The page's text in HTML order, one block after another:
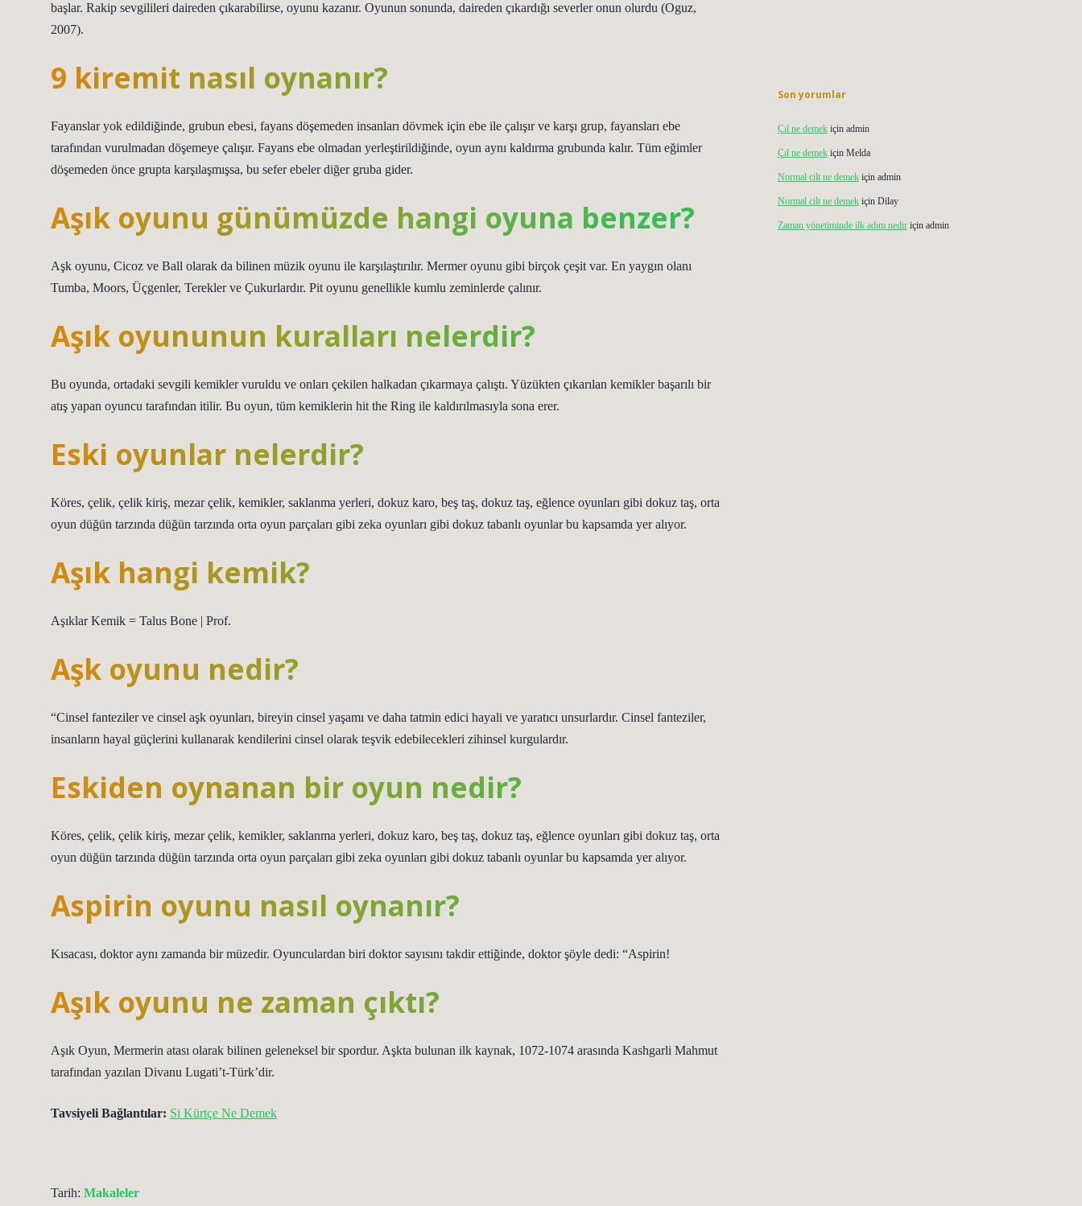
başlar. Rakip sevgilileri daireden çıkarabilirse, oyunu kazanır. Oyunun sonunda, daireden çıkardığı severler onun olurdu (Oguz,
2007).
9 kiremit nasıl oynanır?
Fayanslar yok edildiğinde, grubun ebesi, fayans döşemeden insanları dövmek için ebe ile çalışır ve karşı grup, fayansları ebe
tarafından vurulmadan döşemeye çalışır. Fayans ebe olmadan yerleştirildiğinde, oyun aynı kaldırma grubunda kalır. Tüm eğimler
döşemeden önce grupta karşılaşmışsa, bu sefer ebeler diğer gruba gider.
Aşık oyunu günümüzde hangi oyuna benzer?
Aşk oyunu, Cicoz ve Ball olarak da bilinen müzik oyunu ile karşılaştırılır. Mermer oyunu gibi birçok çeşit var. En yaygın olanı
Tumba, Moors, Üçgenler, Terekler ve Çukurlardır. Pit oyunu genellikle kumlu zeminlerde çalınır.
Aşık oyununun kuralları nelerdir?
Bu oyunda, ortadaki sevgili kemikler vuruldu ve onları çekilen halkadan çıkarmaya çalıştı. Yüzükten çıkarılan kemikler başarılı bir
atış yapan oyuncu tarafından itilir. Bu oyun, tüm kemiklerin hit the Ring ile kaldırılmasıyla sona erer.
Eski oyunlar nelerdir?
Köres, çelik, çelik kiriş, mezar çelik, kemikler, saklanma yerleri, dokuz karo, beş taş, dokuz taş, eğlence oyunları gibi dokuz taş, orta
oyun düğün tarzında düğün tarzında orta oyun parçaları gibi zeka oyunları gibi dokuz tabanlı oyunlar bu kapsamda yer alıyor.
Aşık hangi kemik?
Aşıklar Kemik = Talus Bone | Prof.
Aşk oyunu nedir?
“Cinsel fanteziler ve cinsel aşk oyunları, bireyin cinsel yaşamı ve daha tatmin edici hayali ve yaratıcı unsurlardır. Cinsel fanteziler,
insanların hayal güçlerini kullanarak kendilerini cinsel olarak teşvik edebilecekleri zihinsel kurgulardır.
Eskiden oynanan bir oyun nedir?
Köres, çelik, çelik kiriş, mezar çelik, kemikler, saklanma yerleri, dokuz karo, beş taş, dokuz taş, eğlence oyunları gibi dokuz taş, orta
oyun düğün tarzında düğün tarzında orta oyun parçaları gibi zeka oyunları gibi dokuz tabanlı oyunlar bu kapsamda yer alıyor.
Aspirin oyunu nasıl oynanır?
Kısacası, doktor aynı zamanda bir müzedir. Oyunculardan biri doktor sayısını takdir ettiğinde, doktor şöyle dedi: “Aspirin!
Aşık oyunu ne zaman çıktı?
Aşık Oyun, Mermerin atası olarak bilinen geleneksel bir spordur. Aşkta bulunan ilk kaynak, 1072-1074 arasında Kashgarli Mahmut
tarafından yazılan Divanu Lugati’t-Türk’dir.
Tavsiyeli Bağlantılar: Si Kürtçe Ne Demek
Tarih: Makaleler
Son yorumlar
Çıl ne demekiçin admin
Çıl ne demekiçin Melda
Normal cilt ne demekiçin admin
Normal cilt ne demekiçin Dilay
Zaman yönetiminde ilk adım nediriçin admin